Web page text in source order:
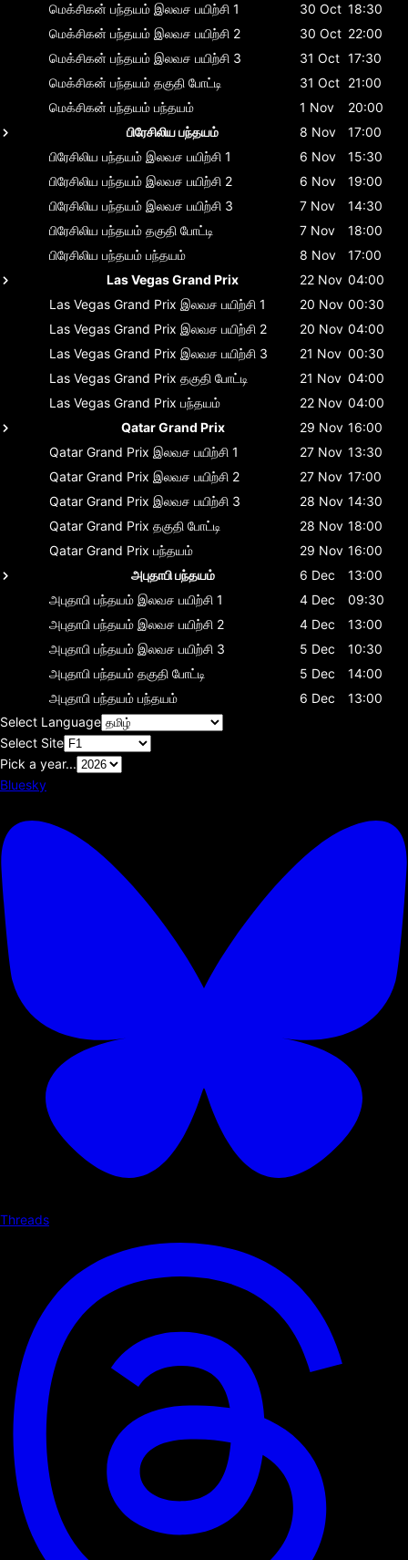
மெக்சிகன் பந்தயம் இலவச பயிற்சி 1 30 Oct 18:30
மெக்சிகன் பந்தயம் இலவச பயிற்சி 2 30 Oct 22:00
மெக்சிகன் பந்தயம் இலவச பயிற்சி 3 31 Oct 17:30
மெக்சிகன் பந்தயம் தகுதி போட்டி 31 Oct 21:00
மெக்சிகன் பந்தயம் பந்தயம் 1 Nov
20:00
பிரேசிலிய பந்தயம்
8 Nov
17:00
பிரேசிலிய பந்தயம் இலவச பயிற்சி 1 6 Nov
15:30
பிரேசிலிய பந்தயம் இலவச பயிற்சி 2 6 Nov
19:00
பிரேசிலிய பந்தயம் இலவச பயிற்சி 3 7 Nov
14:30
பிரேசிலிய பந்தயம் தகுதி போட்டி 7 Nov
18:00
பிரேசிலிய பந்தயம் பந்தயம் 8 Nov
17:00
Las Vegas Grand Prix
22 Nov 04:00
Las Vegas Grand Prix இலவச பயிற்சி 1 20 Nov 00:30
Las Vegas Grand Prix இலவச பயிற்சி 2 20 Nov 04:00
Las Vegas Grand Prix இலவச பயிற்சி 3 21 Nov 00:30
Las Vegas Grand Prix தகுதி போட்டி 21 Nov 04:00
Las Vegas Grand Prix பந்தயம் 22 Nov 04:00
Qatar Grand Prix
29 Nov 16:00
Qatar Grand Prix இலவச பயிற்சி 1 27 Nov 13:30
Qatar Grand Prix இலவச பயிற்சி 2 27 Nov 17:00
Qatar Grand Prix இலவச பயிற்சி 3 28 Nov 14:30
Qatar Grand Prix தகுதி போட்டி 28 Nov 18:00
Qatar Grand Prix பந்தயம் 29 Nov 16:00
அபுதாபி பந்தயம்
6 Dec
13:00
அபுதாபி பந்தயம் இலவச பயிற்சி 1 4 Dec
09:30
அபுதாபி பந்தயம் இலவச பயிற்சி 2 4 Dec
13:00
அபுதாபி பந்தயம் இலவச பயிற்சி 3 5 Dec
10:30
அபுதாபி பந்தயம் தகுதி போட்டி 5 Dec
14:00
அபுதாபி பந்தயம் பந்தயம் 6 Dec
13:00
Select Language
Select Site
Pick a year...
Bluesky
Threads